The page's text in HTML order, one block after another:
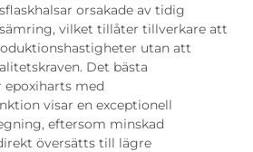
orsakade av tidig
vilket tillåter tillverkare att
utan att
Det bästa
med
visar en exceptionell
eftersom minskad
översätts till lägre